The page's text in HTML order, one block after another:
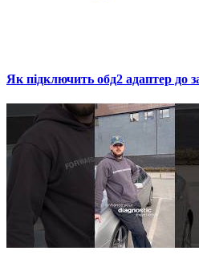
Як підключить обд2 адаптер до